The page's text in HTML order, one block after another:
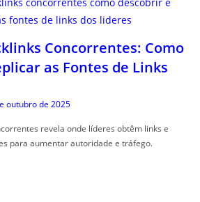
Concorrentes: Como
as Fontes de Links
outubro de 2025
revela onde líderes obtêm links e
para aumentar autoridade e tráfego.